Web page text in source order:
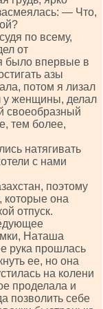
— Что,
по всему,
от
было впервые в
азы
потом я лизал
у женщины, делал
своеобразный
тем более,
натягивать
с нами
поэтому
которые она
отпуск.
Наташа
рука прошлась
ее, но она
на колени
проделала и
позволить себе